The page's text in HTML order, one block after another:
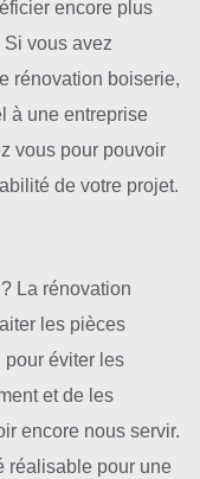
encore plus
Si vous avez
rénovation boiserie,
à une entreprise
vous pour pouvoir
de votre projet.
La rénovation
les pièces
pour éviter les
et de les
encore nous servir.
réalisable pour une